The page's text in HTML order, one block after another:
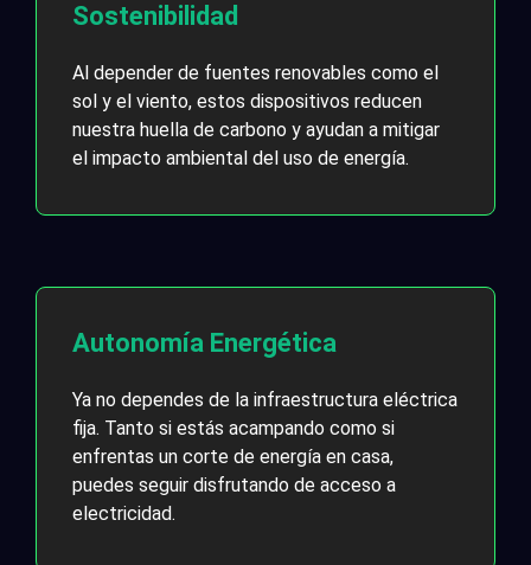
Sostenibilidad
Al depender de fuentes renovables como el
sol y el viento, estos dispositivos reducen
nuestra huella de carbono y ayudan a mitigar
el impacto ambiental del uso de energía.
Autonomía Energética
Ya no dependes de la infraestructura eléctrica
fija. Tanto si estás acampando como si
enfrentas un corte de energía en casa,
puedes seguir disfrutando de acceso a
electricidad.